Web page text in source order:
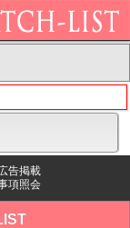
告掲載
項照会